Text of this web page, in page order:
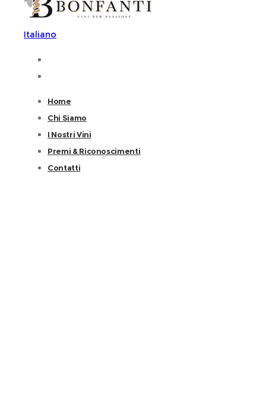
Italiano
Home
Chi Siamo
I Nostri Vini
Premi & Riconoscimenti
Contatti